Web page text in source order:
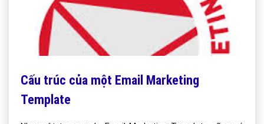
Cấu trúc của một Email Marketing
Template